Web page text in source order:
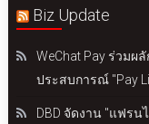
Biz Update
WeChat Pay ร่วมผ
ประสบการณ์ "Pay
DBD จัดงาน "แฟร